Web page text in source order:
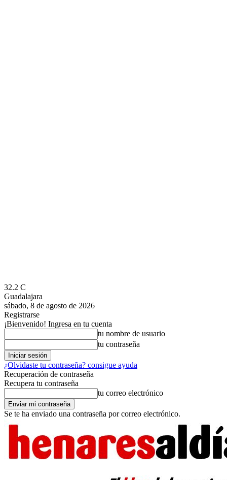
32.2 C
Guadalajara
sábado, 8 de agosto de 2026
Registrarse
¡Bienvenido! Ingresa en tu cuenta
tu nombre de usuario
tu contraseña
¿Olvidaste tu contraseña? consigue ayuda
Recuperación de contraseña
Recupera tu contraseña
tu correo electrónico
Se te ha enviado una contraseña por correo electrónico.